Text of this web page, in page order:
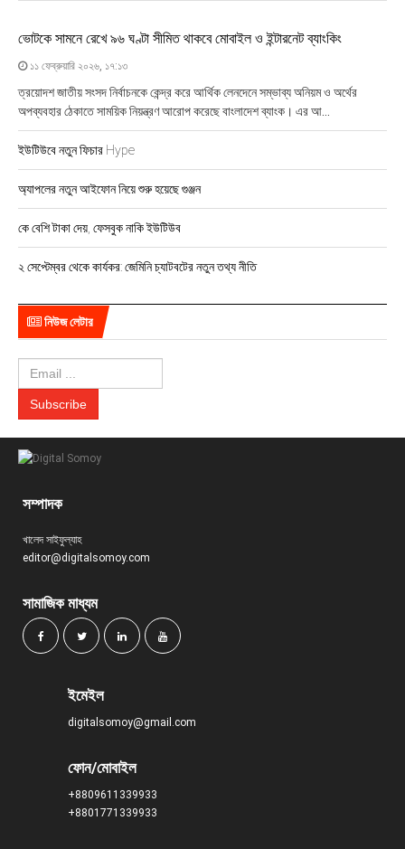
ভোটকে সামনে রেখে ৯৬ ঘণ্টা সীমিত থাকবে মোবাইল ও ইন্টারনেট ব্যাংকিং
১১ ফেব্রুয়ারি ২০২৬, ১৭:১৩
ত্রয়োদশ জাতীয় সংসদ নির্বাচনকে কেন্দ্র করে আর্থিক লেনদেনে সম্ভাব্য অনিয়ম ও অর্থের
অপব্যবহার ঠেকাতে সাময়িক নিয়ন্ত্রণ আরোপ করেছে বাংলাদেশ ব্যাংক। এর আ...
ইউটিউবে নতুন ফিচার Hype
অ্যাপলের নতুন আইফোন নিয়ে শুরু হয়েছে গুঞ্জন
কে বেশি টাকা দেয়, ফেসবুক নাকি ইউটিউব
২ সেপ্টেম্বর থেকে কার্যকর: জেমিনি চ্যাটবটের নতুন তথ্য নীতি
নিউজ লেটার
সম্পাদক
খালেদ সাইফুল্যাহ
editor@digitalsomoy.com
সামাজিক মাধ্যম
ইমেইল
digitalsomoy@gmail.com
ফোন/মোবাইল
+8809611339933
+8801771339933